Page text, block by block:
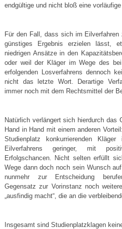
endgültige und nicht bloß eine
Für den Fall, dass sich im
günstiges Ergebnis erzielen lässt,
niedrigen Ansätze in den
oder weil der Kläger im Wege des
erfolgenden Losverfahrens dennoch
nicht das letzte Wort. Derartige
immer noch mit dem Rechtsmittel der
Natürlich verlängert sich hierdurch das
Hand in Hand mit einem anderen
Studienplatz konkurrierenden
Eilverfahrens geringer, mit
Erfolgschancen. Nicht selten erfüllt
Wege dann doch noch sein Wunsch
nunmehr zur Entscheidung
Gegensatz zur Vorinstanz noch
„ausfindig macht“, die an die
Insgesamt sind Studienplatzklagen